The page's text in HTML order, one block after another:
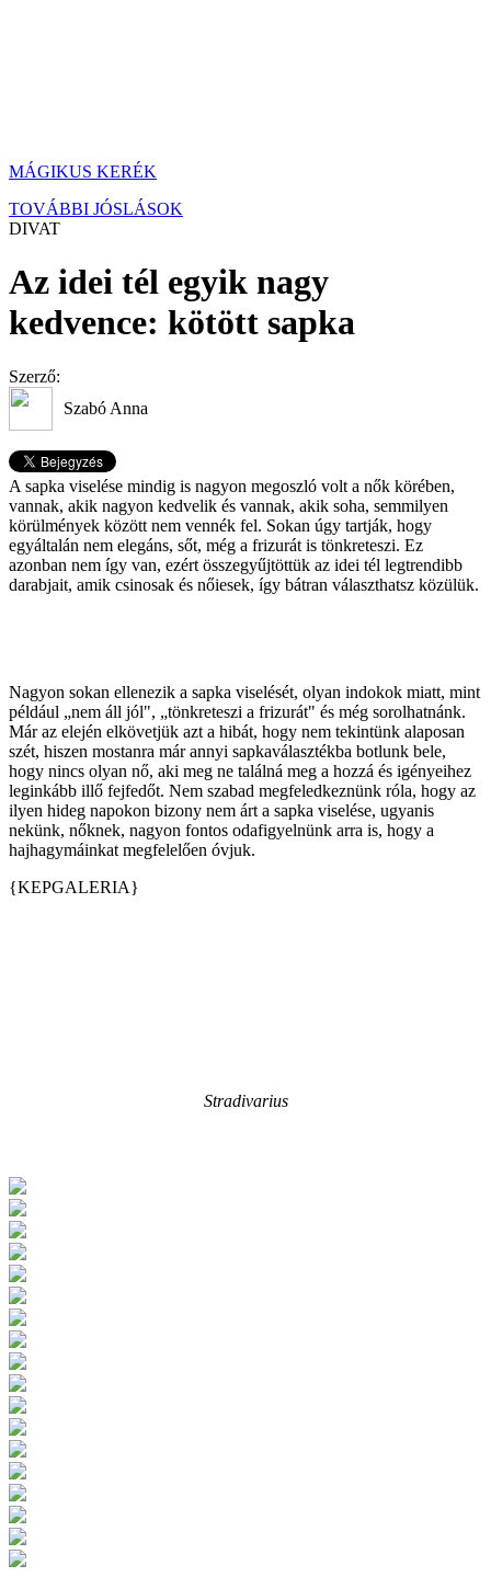
MÁGIKUS KERÉK
TOVÁBBI JÓSLÁSOK
DIVAT
Az idei tél egyik nagy
kedvence: kötött sapka
Szerző:
Szabó Anna
A sapka viselése mindig is nagyon megoszló volt a nők körében,
vannak, akik nagyon kedvelik és vannak, akik soha, semmilyen
körülmények között nem vennék fel. Sokan úgy tartják, hogy
egyáltalán nem elegáns, sőt, még a frizurát is tönkreteszi. Ez
azonban nem így van, ezért összegyűjtöttük az idei tél legtrendibb
darabjait, amik csinosak és nőiesek, így bátran választhatsz közülük.
Nagyon sokan ellenezik a sapka viselését, olyan indokok miatt, mint
például „nem áll jól", „tönkreteszi a frizurát" és még sorolhatnánk.
Már az elején elkövetjük azt a hibát, hogy nem tekintünk alaposan
szét, hiszen mostanra már annyi sapkaválasztékba botlunk bele,
hogy nincs olyan nő, aki meg ne találná meg a hozzá és igényeihez
leginkább illő fejfedőt. Nem szabad megfeledkeznünk róla, hogy az
ilyen hideg napokon bizony nem árt a sapka viselése, ugyanis
nekünk, nőknek, nagyon fontos odafigyelnünk arra is, hogy a
hajhagymáinkat megfelelően óvjuk.
{KEPGALERIA}
Stradivarius